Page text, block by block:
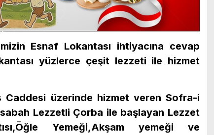
Esnaf Lokantası ihtiyacına cevap
yüzlerce çeşit lezzeti ile hizmet
Caddesi üzerinde hizmet veren Sofra-i
Lezzetli Çorba ile başlayan Lezzet
Yemeği,Akşam yemeği ve